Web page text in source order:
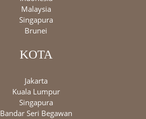
Malaysia
Singapura
Brunei
KOTA
Jakarta
Kuala Lumpur
Singapura
Bandar Seri Begawan